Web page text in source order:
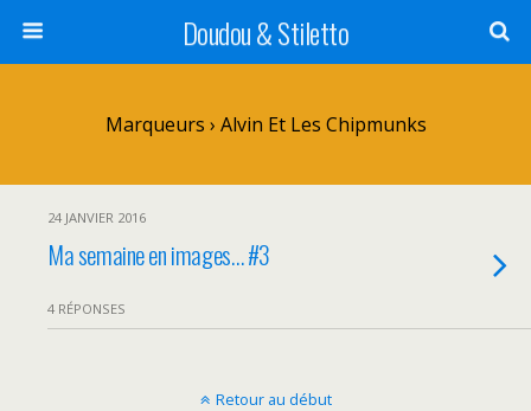
Doudou & Stiletto
Marqueurs › Alvin Et Les Chipmunks
24 JANVIER 2016
Ma semaine en images… #3
4 RÉPONSES
Retour au début